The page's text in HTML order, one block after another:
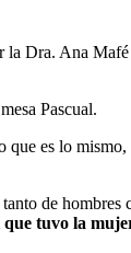
Dra. Ana Mafé
Pascual.
que es lo mismo,
de hombres
tuvo la